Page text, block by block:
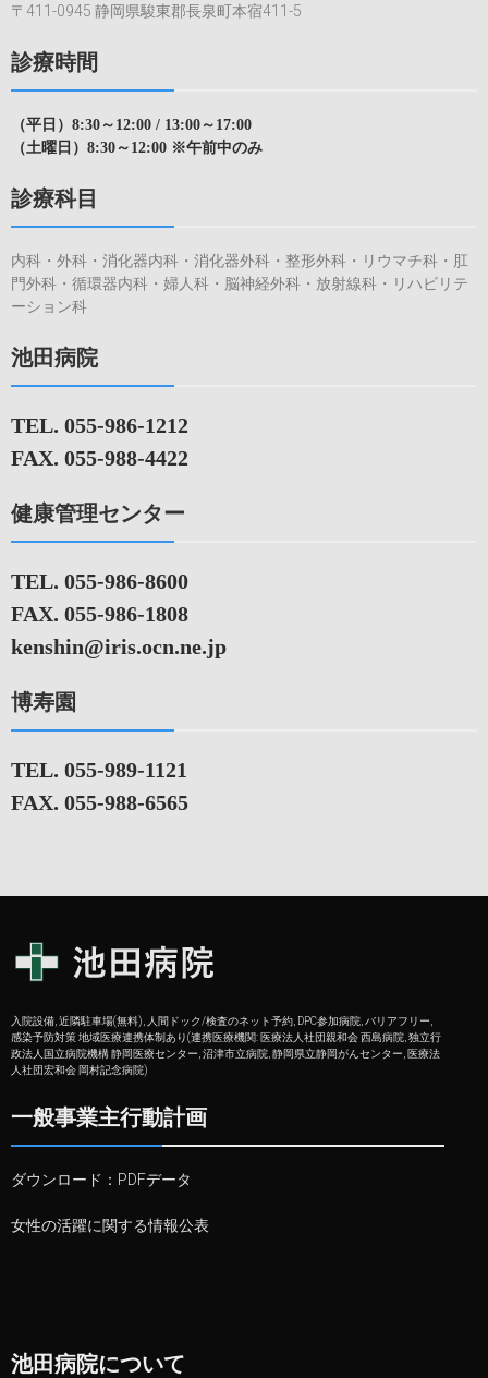
〒411-0945 静岡県駿東郡長泉町本宿411-5
診療時間
（平日）8:30～12:00 / 13:00～17:00
（土曜日）8:30～12:00 ※午前中のみ
診療科目
内科・外科・消化器内科・消化器外科・整形外科・リウマチ科・肛
門外科・循環器内科・婦人科・脳神経外科・放射線科・リハビリテ
ーション科
池田病院
TEL. 055-986-1212
FAX. 055-988-4422
健康管理センター
TEL. 055-986-8600
FAX. 055-986-1808
kenshin@iris.ocn.ne.jp
博寿園
TEL. 055-989-1121
FAX. 055-988-6565
入院設備, 近隣駐車場(無料), 人間ドック/検査のネット予約, DPC参加病院, バリアフリー,
感染予防対策 地域医療連携体制あり(連携医療機関: 医療法人社団親和会 西島病院, 独立行
政法人国立病院機構 静岡医療センター, 沼津市立病院, 静岡県立静岡がんセンター, 医療法
人社団宏和会 岡村記念病院)
一般事業主行動計画
ダウンロード： PDFデータ
女性の活躍に関する情報公表
池田病院について